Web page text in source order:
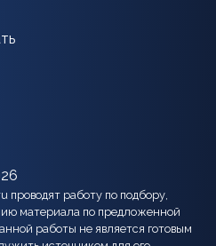
проводят работу по подбору,
материала по предложенной
работы не является готовым